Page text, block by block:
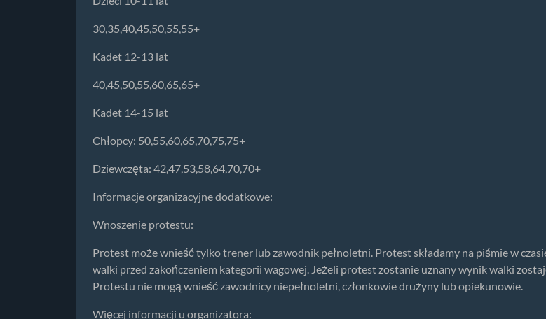
30,35,40,45,50,55,55+
Kadet 12-13 lat
40,45,50,55,60,65,65+
Kadet 14-15 lat
Chłopcy: 50,55,60,65,70,75,75+
Dziewczęta: 42,47,53,58,64,70,70+
Informacje organizacyjne dodatkowe:
Wnoszenie protestu:
Protest może wnieść tylko trener lub zawodnik pełnoletni. Protest składamy na piśmie w
walki przed zakończeniem kategorii wagowej. Jeżeli protest zostanie uznany wynik walki
Protestu nie mogą wnieść zawodnicy niepełnoletni, członkowie drużyny lub opiekunowie.
Więcej informacji u organizatora: